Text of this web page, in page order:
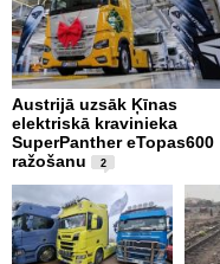
Austrijā uzsāk Ķīnas
elektriskā kravinieka
SuperPanther eTopas600
ražošanu
2